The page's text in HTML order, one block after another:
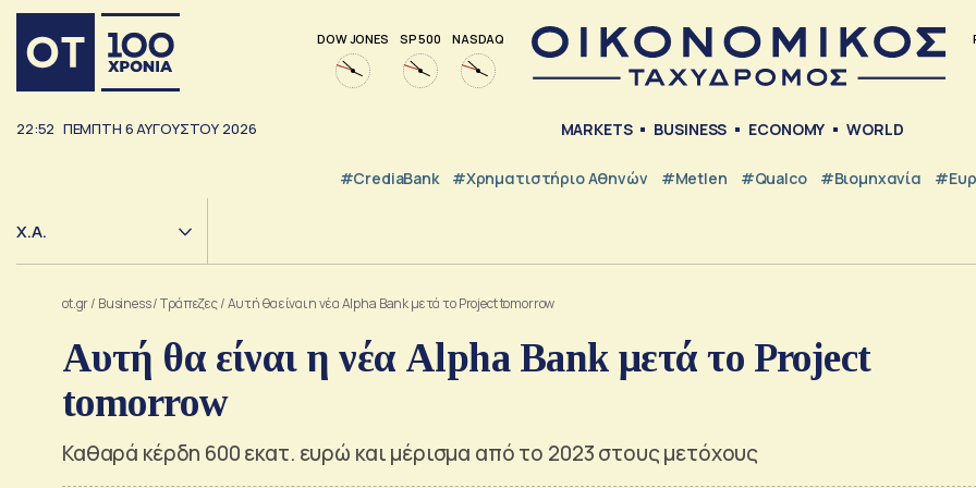
DOW JONES SP 500 NASDAQ
22:52 ΠΈΜΠΤΗ 6ΑΥΓΟΎΣΤΟΥ 2026 MARKETS BUSINESS ECONOMY WORLD
#CrediaBank #Χρηματιστήριο Αθηνών #metlen #Qualco #Βιομηχανία
Χ.Α.
ot.gr/ Business/Τράπεζες/Αυτή θα είναι η νέα Alpha Bank μετά το Project tomorrow
Αυτή θα είναι η νέα Alpha Bank μετά το Project
tomorrow
Καθαρά κέρδη 600 εκατ. ευρώ και μέρισμα από το 2023 στους μετόχους